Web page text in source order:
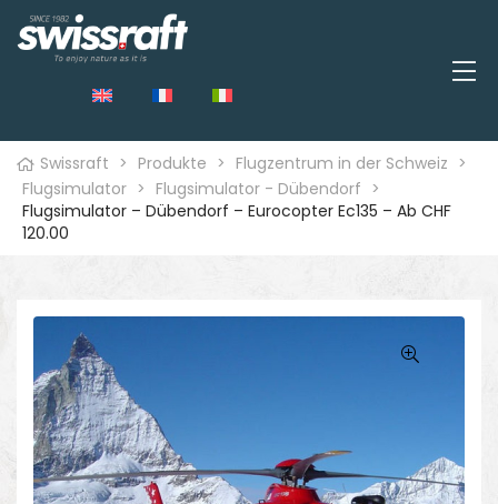
Swissraft > Produkte > Flugzentrum in der Schweiz >
Flugsimulator > Flugsimulator - Dübendorf >
Flugsimulator – Dübendorf – Eurocopter Ec135 – Ab CHF
120.00